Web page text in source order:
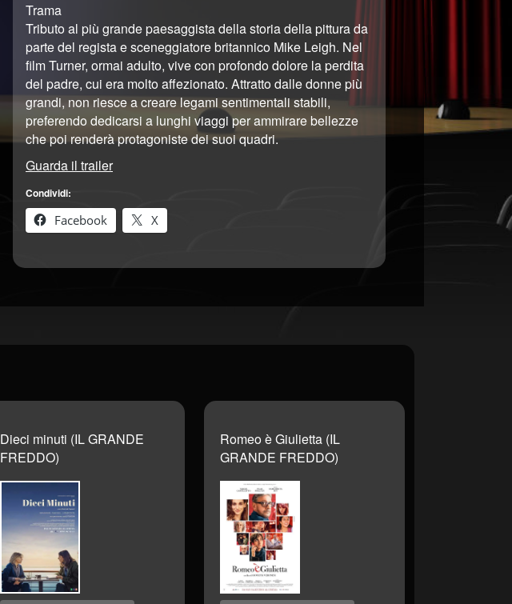
Trama
Tributo al più grande paesaggista della storia della pittura da
parte del regista e sceneggiatore britannico Mike Leigh. Nel
film Turner, ormai adulto, vive con profondo dolore la perdita
del padre, cui era molto affezionato. Attratto dalle donne più
grandi, non riesce a creare legami sentimentali stabili,
preferendo dedicarsi a lunghi viaggi per ammirare bellezze
che poi renderà protagoniste dei suoi quadri.
Guarda il trailer
Condividi:
Facebook X
Dieci minuti (IL GRANDE
FREDDO)
Romeo è Giulietta (IL
GRANDE FREDDO)